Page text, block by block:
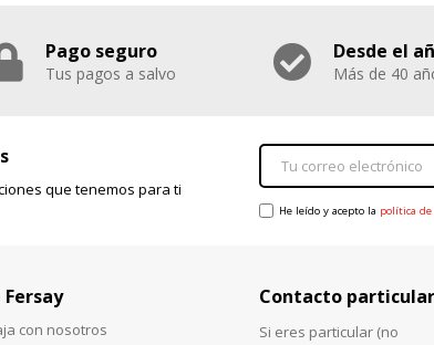
Pago seguro
Tus pagos a salvo
Desde el
Más de 40
que tenemos para ti
He leído y acepto la política
con nosotros
Contacto
Si eres particular (no